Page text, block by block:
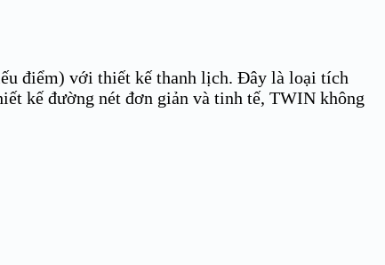
điểm) với thiết kế thanh lịch. Đây là loại tích
kế đường nét đơn giản và tinh tế, TWIN không